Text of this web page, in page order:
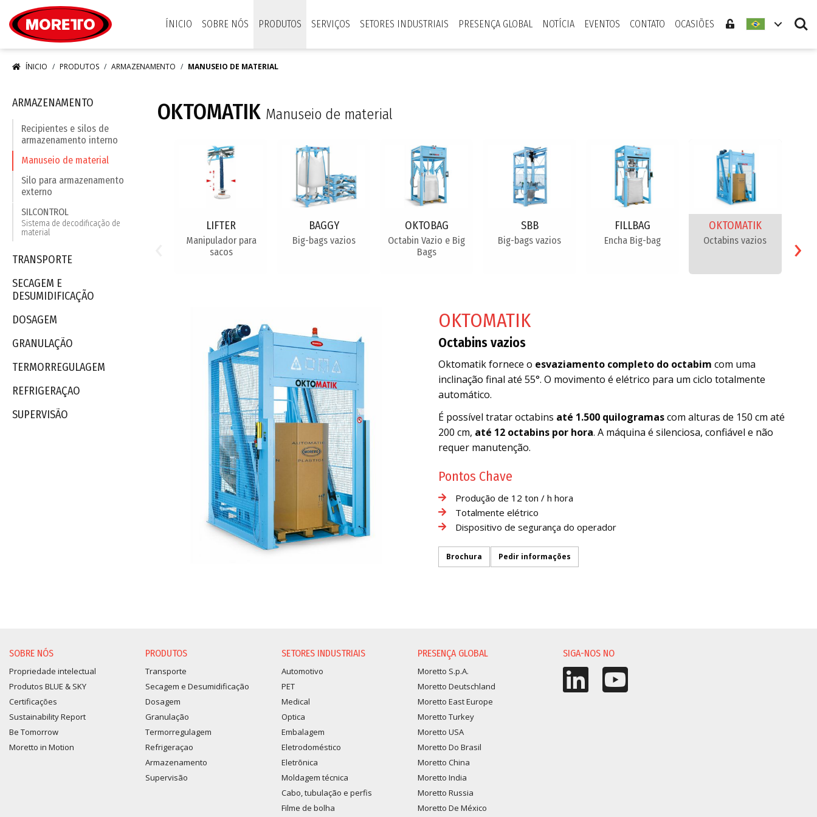
ÍNICIO
SOBRE NÓS PRODUTOS SERVIÇOS SETORES INDUSTRIAIS PRESENÇA GLOBAL NOTÍCIA EVENTOS CONTATO OCASIÕES Search
ÍNICIO PRODUTOS ARMAZENAMENTO MANUSEIO DE MATERIAL
OKTOMATIK Manuseio de material
LIFTER
Manipulador para
sacos
BAGGY
Big-bags vazios
OKTOBAG
Octabin Vazio e Big
Bags
SBB
Big-bags vazios
FILLBAG
Encha Big-bag
OKTOMATIK
Octabins vazios ›
OKTOMATIK
Octabins vazios
Oktomatik fornece o esvaziamento completo do octabim com uma
inclinação final até 55°. O movimento é elétrico para um ciclo totalmente
automático.
É possível tratar octabins até 1.500 quilogramascom alturas de 150 cm até
200 cm, até 12 octabins por hora. A máquina é silenciosa, confiável e não
requer manutenção.
Pontos Chave
Produção de 12 ton / h hora
Totalmente elétrico
Dispositivo de segurança do operador
Brochura Pedir informações
ARMAZENAMENTO
Recipientes e silos de
armazenamento interno
Manuseio de material
Silo para armazenamento
externo
SILCONTROL
Sistema de decodificação de
material
TRANSPORTE
SECAGEM E
DESUMIDIFICAÇÃO
DOSAGEM
GRANULAÇÃO
TERMORREGULAGEM
REFRIGERAÇAO
SUPERVISÃO
SOBRE NÓS
Propriedade intelectual
Produtos BLUE & SKY
Certificações
Sustainability Report
Be Tomorrow
Moretto in Motion
PRODUTOS
Transporte
Secagem e Desumidificação
Dosagem
Granulação
Termorregulagem
Refrigeraçao
Armazenamento
Supervisão
SETORES INDUSTRIAIS
Automotivo
PET
Medical
Optica
Embalagem
Eletrodoméstico
Eletrõnica
Moldagem técnica
Cabo, tubulação e perfis
Filme de bolha
PRESENÇA GLOBAL
Moretto S.p.A.
Moretto Deutschland
Moretto East Europe
Moretto Turkey
Moretto USA
Moretto Do Brasil
Moretto China
Moretto India
Moretto Russia
Moretto De México
SIGA-NOS NO